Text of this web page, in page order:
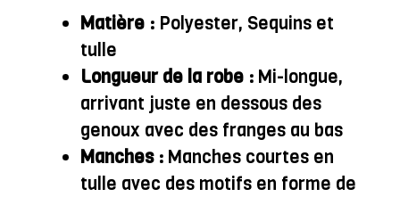
Matière : Polyester, Sequins et
tulle
Longueur de la robe : Mi-longue,
arrivant juste en dessous des
genoux avec des franges au bas
Manches : Manches courtes en
tulle avec des motifs en forme de